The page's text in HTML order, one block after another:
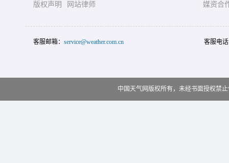
版权声明
网站律师
媒资合
客服邮箱： service@weather.com.cn 客服电
中国天气网版权所有，未经书面授权